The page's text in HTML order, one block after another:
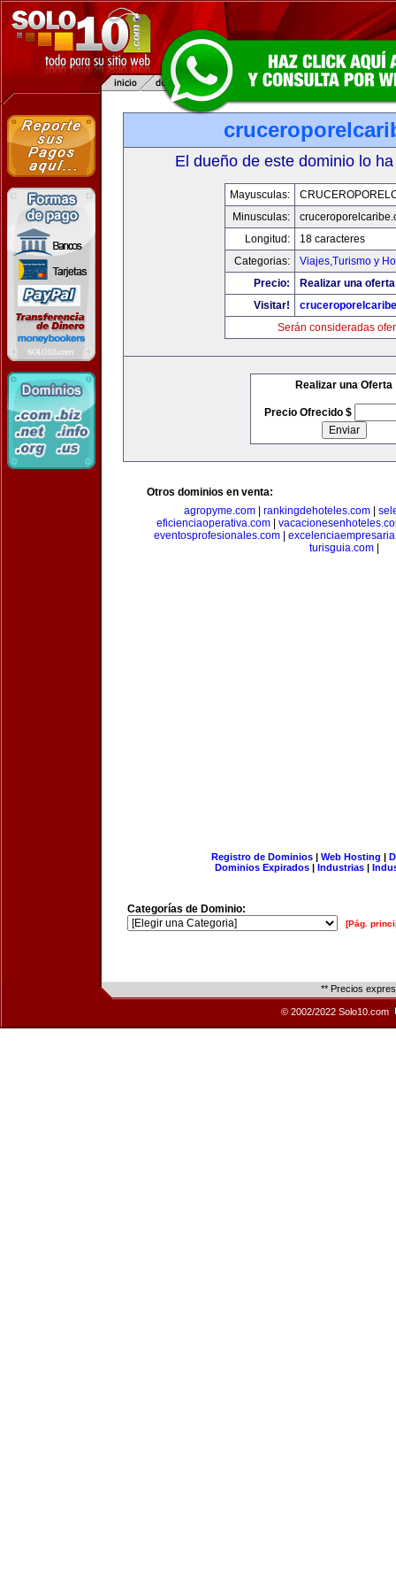
El dueño de este dominio lo
Mayusculas:
Minusculas:
Longitud:
18 caracteres
Categorias:
Viajes,Turismo y
Precio:
Realizar una
Visitar!
Serán consideradas
Realizar una Oferta
Precio Ofrecido $
Otros dominios en venta:
agropyme.com| rankingdehoteles.com|
eficienciaoperativa.com
eventosprofesionales.com
turisguia.com|
Registro de Dominios| Web Hosting |
Dominios Expirados | Industrias |
Categorías de Dominio:
[Pág.
** Precios
© 2002/2022 Solo10.com